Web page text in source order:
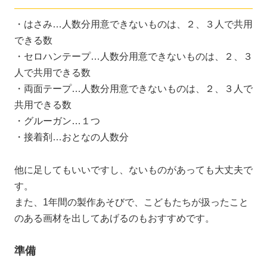
・はさみ…人数分用意できないものは、２、３人で共用
できる数
・セロハンテープ…人数分用意できないものは、２、３
人で共用できる数
・両面テープ…人数分用意できないものは、２、３人で
共用できる数
・グルーガン…１つ
・接着剤…おとなの人数分
他に足してもいいですし、ないものがあっても大丈夫で
す。
また、1年間の製作あそびで、こどもたちが扱ったこと
のある画材を出してあげるのもおすすめです。
準備